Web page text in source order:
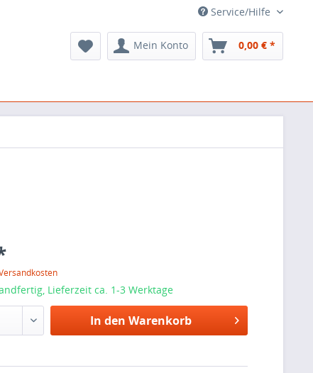
Service/Hilfe
Mein Konto 0,00 € *
Lieferzeit ca. 1-3 Werktage
In den Warenkorb